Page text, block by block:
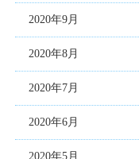
2020年9月
2020年8月
2020年7月
2020年6月
2020年5月